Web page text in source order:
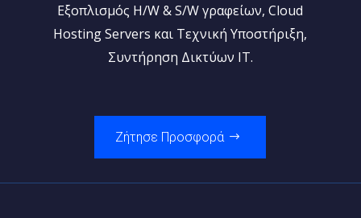
Εξοπλισμός H/W & S/W γραφείων, Cloud
Hosting Servers και Τεχνική Υποστήριξη,
Συντήρηση Δικτύων IT.
Ζήτησε Προσφορά